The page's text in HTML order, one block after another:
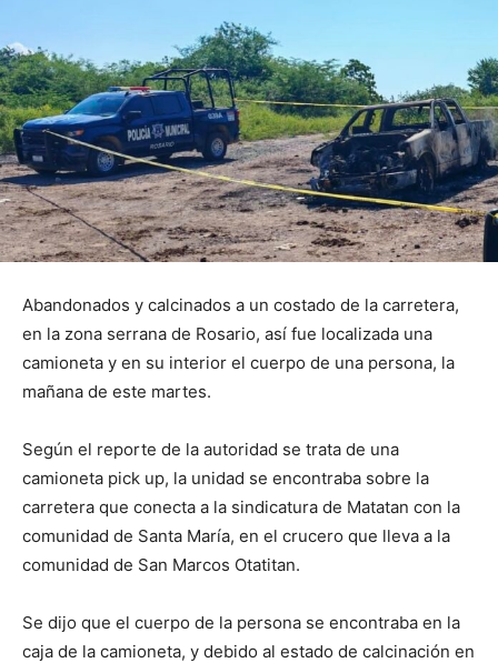
Abandonados y calcinados a un costado de la carretera,
en la zona serrana de Rosario, así fue localizada una
camioneta y en su interior el cuerpo de una persona, la
mañana de este martes.
Según el reporte de la autoridad se trata de una
camioneta pick up, la unidad se encontraba sobre la
carretera que conecta a la sindicatura de Matatan con la
comunidad de Santa María, en el crucero que lleva a la
comunidad de San Marcos Otatitan.
Se dijo que el cuerpo de la persona se encontraba en la
caja de la camioneta, y debido al estado de calcinación en